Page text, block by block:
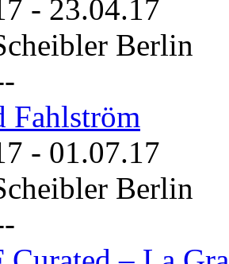
- 23.04.17
Berlin
Fahlström
- 01.07.17
Berlin